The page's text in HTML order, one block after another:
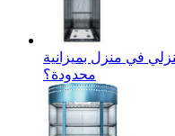
في منزل بميزانية
محدودة؟